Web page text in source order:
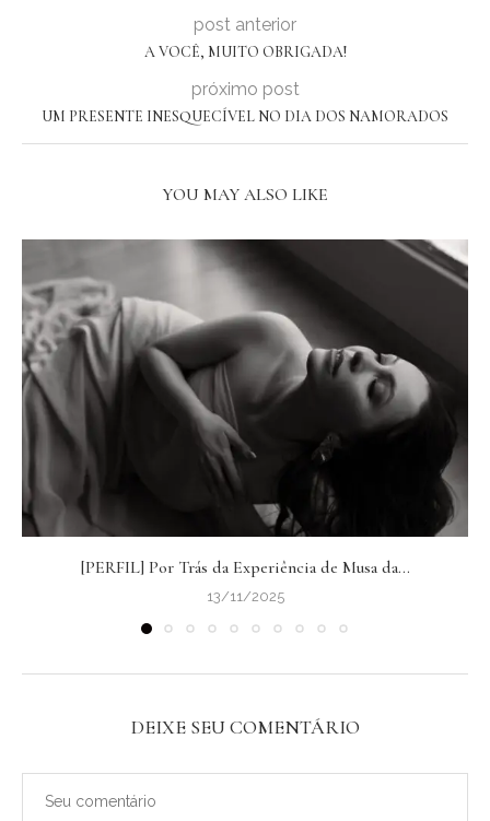
post anterior
A VOCÊ, MUITO OBRIGADA!
próximo post
UM PRESENTE INESQUECÍVEL NO DIA DOS NAMORADOS
YOU MAY ALSO LIKE
[PERFIL] Por Trás da Experiência de Musa da...
13/11/2025
DEIXE SEU COMENTÁRIO